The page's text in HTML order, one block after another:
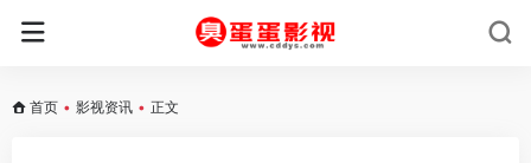
首页 • 影视资讯 • 正文